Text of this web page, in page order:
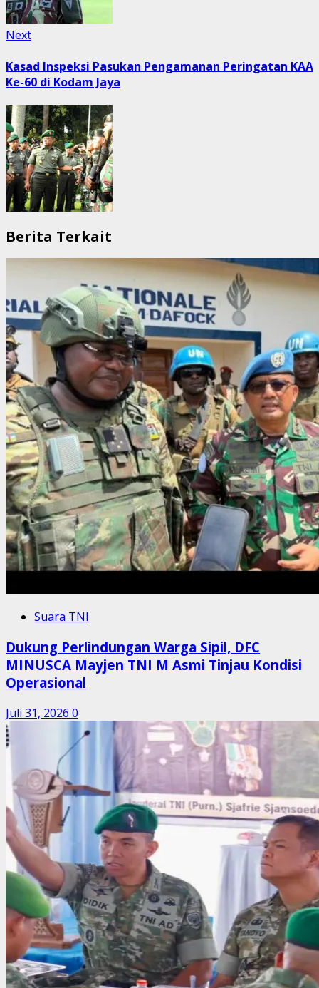
NextNext
Kasad Inspeksi Pasukan Pengamanan Peringatan KAA
Ke-60 di Kodam Jaya
Berita Terkait
Suara TNI
Dukung Perlindungan Warga Sipil, DFC
MINUSCA Mayjen TNI M Asmi Tinjau Kondisi
Operasional
Juli 31, 2026 0